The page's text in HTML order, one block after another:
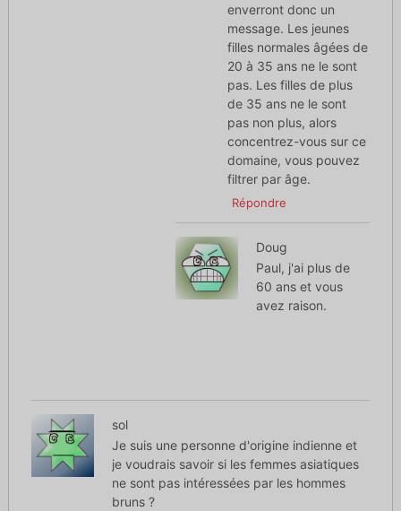
enverront donc un
message. Les jeunes
filles normales âgées de
20 à 35 ans ne le sont
pas. Les filles de plus
de 35 ans ne le sont
pas non plus, alors
concentrez-vous sur ce
domaine, vous pouvez
filtrer par âge.
Répondre
Doug
Paul, j'ai plus de
60 ans et vous
avez raison.
sol
Je suis une personne d'origine indienne et
je voudrais savoir si les femmes asiatiques
ne sont pas intéressées par les hommes
bruns ?